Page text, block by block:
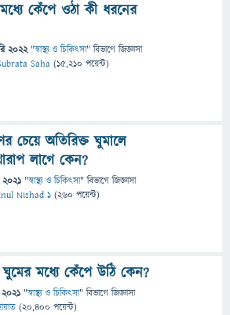
কেঁপে ওঠা কী ধরনের
2022 "স্বাস্থ্য ও চিকিৎসা" বিভাগে জিজ্ঞাসা
Saha (15,210 পয়েন্ট)
চেয়ে অতিরিক্ত ঘুমালে
লাগে কেন?
2021 "স্বাস্থ্য ও চিকিৎসা" বিভাগে জিজ্ঞাসা
Nishad 1 (260 পয়েন্ট)
মধ্যে কেঁপে উঠি কেন?
2021 "স্বাস্থ্য ও চিকিৎসা" বিভাগে জিজ্ঞাসা
(20,400 পয়েন্ট)